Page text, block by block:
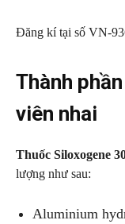
Đăng kí tại số VN-
Thành
viên nhai
Thuốc Siloxogene
lượng như sau:
Aluminium